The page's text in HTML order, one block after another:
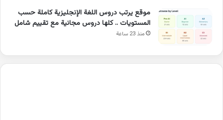
موقع يرتب دروس اللغة الإنجليزية كاملة حسب
المستويات .. كلها دروس مجانية مع تقييم شامل
منذ 23 ساعة